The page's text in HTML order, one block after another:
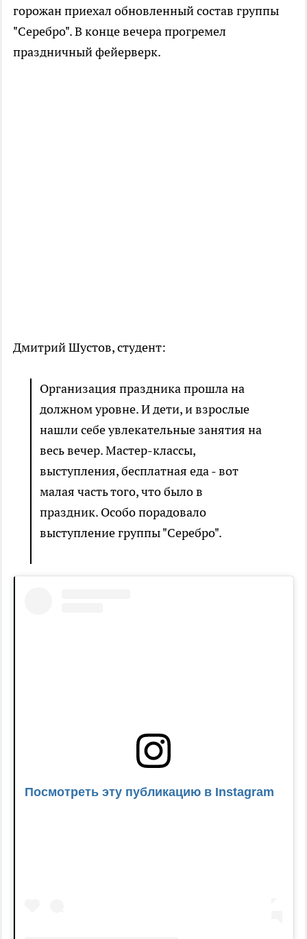
горожан приехал обновленный состав группы
"Серебро". В конце вечера прогремел
праздничный фейерверк.
Дмитрий Шустов, студент:
Организация праздника прошла на
должном уровне. И дети, и взрослые
нашли себе увлекательные занятия на
весь вечер. Мастер-классы,
выступления, бесплатная еда - вот
малая часть того, что было в
праздник. Особо порадовало
выступление группы "Серебро".
Посмотреть эту публикацию в Instagram